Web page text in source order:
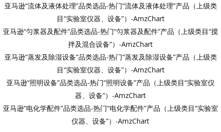
亚马逊“流体及液体处理”品类选品-热门“流体及液体处理”产品（上级类
目“实验室仪器、设备”）-AmzChart
亚马逊“匀浆器及配件”品类选品-热门“匀浆器及配件”产品（上级类目“搅
拌及混合设备”）-AmzChart
亚马逊“蒸发及除湿设备”品类选品-热门“蒸发及除湿设备”产品（上级类
目“实验室仪器、设备”）-AmzChart
亚马逊“照明设备”品类选品-热门“照明设备”产品（上级类目“实验室仪
器、设备”）-AmzChart
亚马逊“电化学配件”品类选品-热门“电化学配件”产品（上级类目“实验室
仪器、设备”）-AmzChart